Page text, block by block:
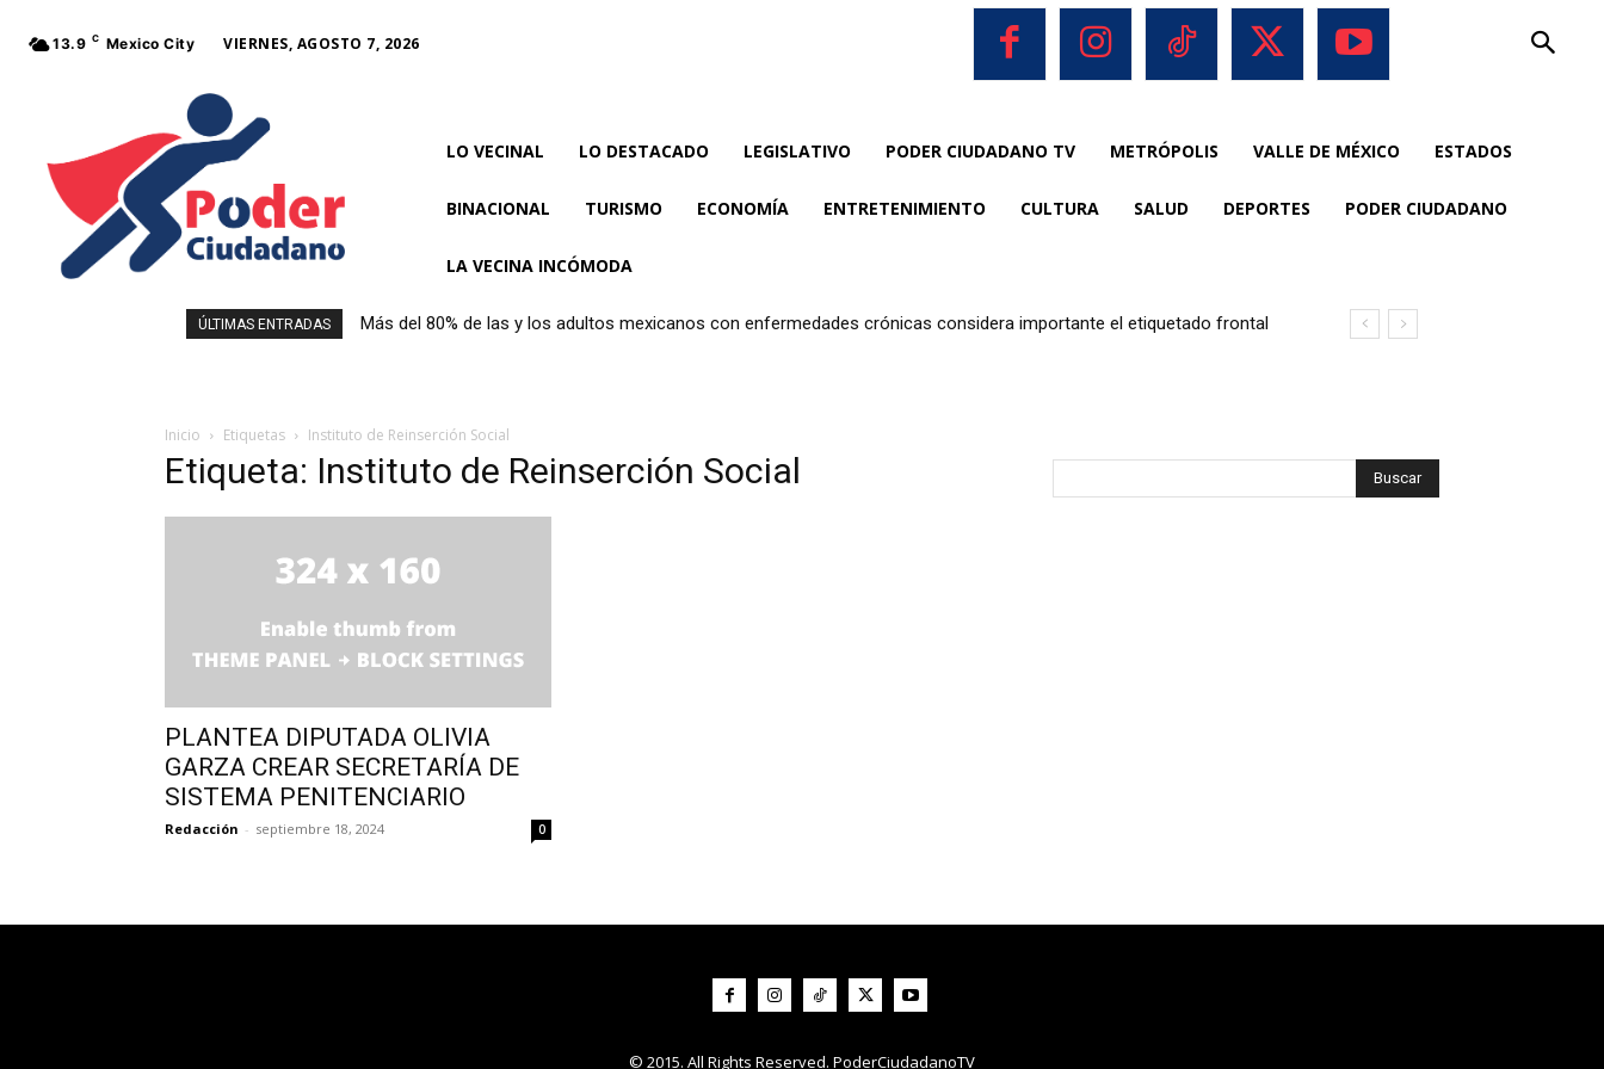
13.9 C Mexico City VIERNES, AGOSTO 7, 2026
LO VECINAL LO DESTACADO LEGISLATIVO PODER CIUDADANO TV METRÓPOLIS VALLE DE MÉXICO ESTADOS
BINACIONAL TURISMO ECONOMÍA ENTRETENIMIENTO CULTURA SALUD DEPORTES PODER CIUDADANO
LA VECINA INCÓMODA
ÚLTIMAS ENTRADAS
Más del 80% de las y los adultos mexicanos con enfermedades crónicas considera importante el etiquetado frontal
Inicio Etiquetas Instituto de Reinserción Social
Etiqueta: Instituto de Reinserción Social
PLANTEA DIPUTADA OLIVIA
GARZA CREAR SECRETARÍA DE
SISTEMA PENITENCIARIO
Redacción - septiembre 18, 2024 0
© 2015. All Rights Reserved. PoderCiudadanoTV